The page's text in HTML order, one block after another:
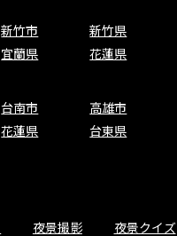
新竹市 新竹県
宜蘭県 花蓮県
台南市 高雄市
花蓮県 台東県
夜景撮影 夜景クイズ